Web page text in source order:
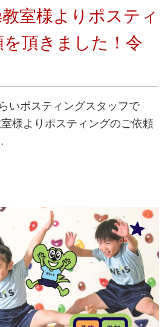
室様よりポスティ
頂きました！令
いポスティングスタッフで
様よりポスティングのご依頼